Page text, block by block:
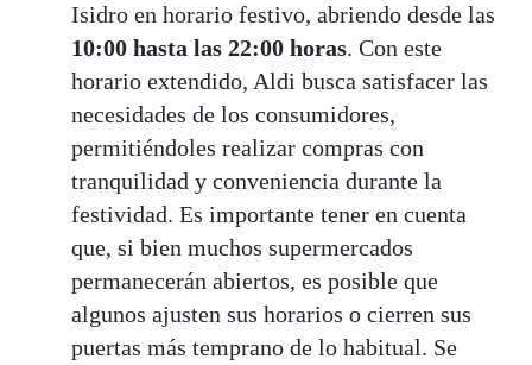
Isidro en horario festivo, abriendo desde las
10:00 hasta las 22:00 horas. Con este
horario extendido, Aldi busca satisfacer las
necesidades de los consumidores,
permitiéndoles realizar compras con
tranquilidad y conveniencia durante la
festividad. Es importante tener en cuenta
que, si bien muchos supermercados
permanecerán abiertos, es posible que
algunos ajusten sus horarios o cierren sus
puertas más temprano de lo habitual. Se